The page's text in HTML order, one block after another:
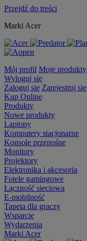
Przejdź do treści
Marki Acer
Mój profil Moje produkty
Wyloguj się
Zaloguj się Zarejestruj się
Kup Online
Produkty
Nowe produkty
Laptopy
Komputery stacjonarne
Konsole przenośne
Monitory
Projektory
Elektronika i akcesoria
Fotele gamingowe
Łączność sieciowa
E-mobilność
Tapeta dla graczy
Wsparcie
Wydarzenia
Marki Acer